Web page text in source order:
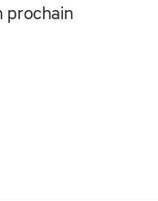
prochain